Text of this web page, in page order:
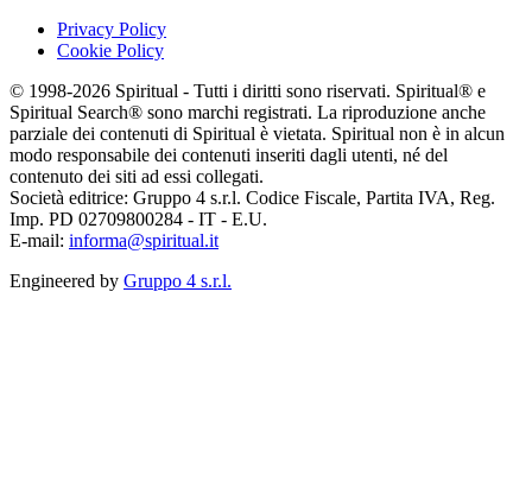
Privacy Policy
Cookie Policy
© 1998-2026 Spiritual - Tutti i diritti sono riservati. Spiritual® e
Spiritual Search® sono marchi registrati. La riproduzione anche
parziale dei contenuti di Spiritual è vietata. Spiritual non è in alcun
modo responsabile dei contenuti inseriti dagli utenti, né del
contenuto dei siti ad essi collegati.
Società editrice: Gruppo 4 s.r.l. Codice Fiscale, Partita IVA, Reg.
Imp. PD 02709800284 - IT - E.U.
E-mail: informa@spiritual.it
Engineered by Gruppo 4 s.r.l.